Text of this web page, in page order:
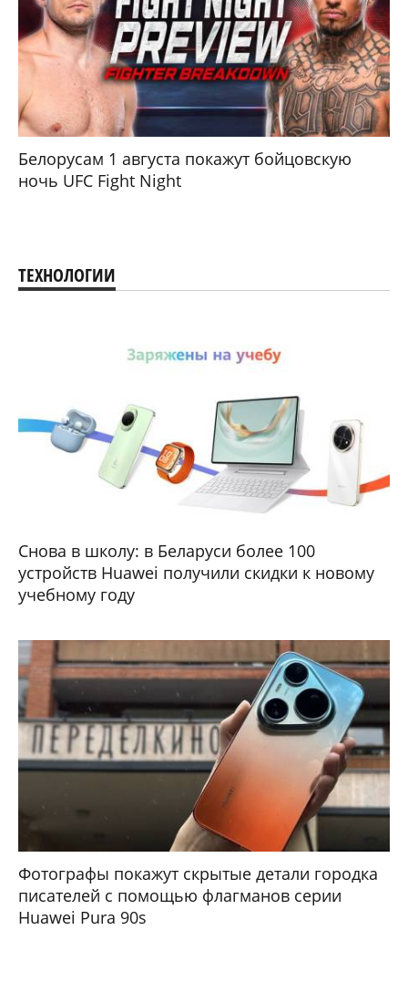
Белорусам 1 августа покажут бойцовскую
ночь UFC Fight Night
ТЕХНОЛОГИИ
Снова в школу: в Беларуси более 100
устройств Huawei получили скидки к новому
учебному году
Фотографы покажут скрытые детали городка
писателей с помощью флагманов серии
Huawei Pura 90s